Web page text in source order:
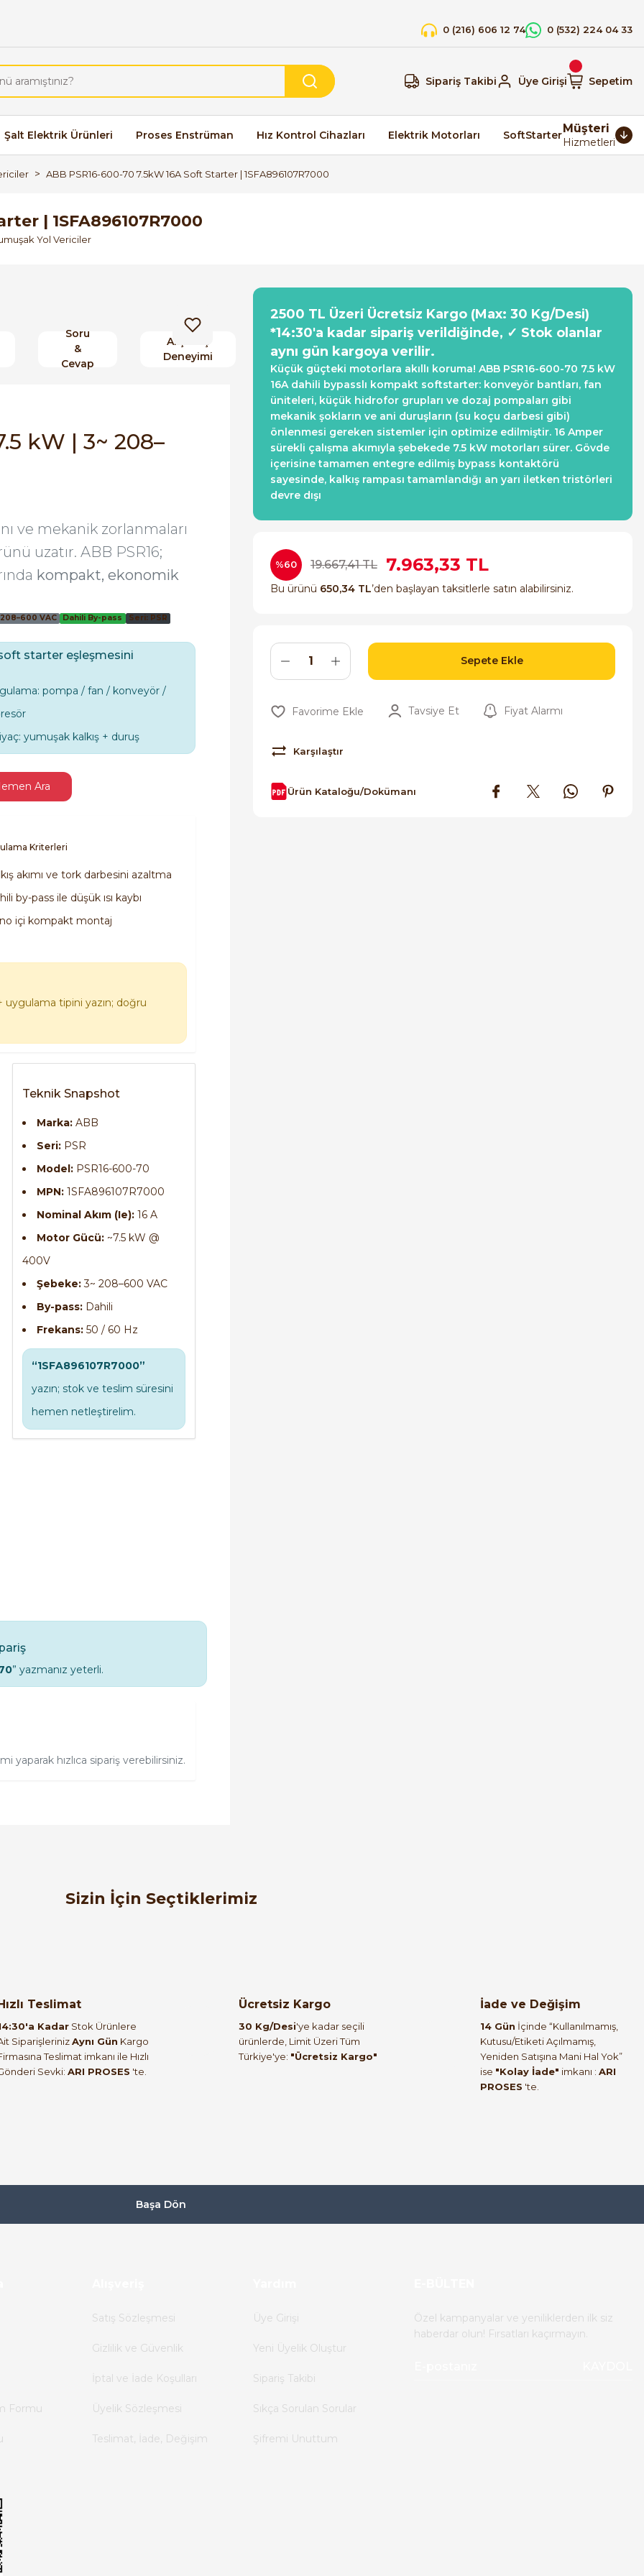
0 (216) 606 12 74 0 (532) 224 04 33
Sipariş Takibi Üye Girişi Sepetim
Şalt Elektrik Ürünleri Proses Enstrüman Hız Kontrol Cihazları Elektrik Motorları SoftStarterMüşteri
Hizmetleri
ABB PSR16-600-70 7.5kW 16A Soft Starter | 1SFA896107R7000
| 1SFA896107R7000
Yol Vericiler
Soru
&
Cevap
Alışveriş
Deneyimi
kW | 3~ 208–
ve mekanik zorlanmaları
uzatır. ABB PSR16;
kompakt, ekonomik
VAC Dahili By-pass
Seri: PSR
starter eşleşmesini
pompa / fan / konveyör /
yumuşak kalkış + duruş
Ara
Kriterleri
akımı ve tork darbesini azaltma
by-pass ile düşük ısı kaybı
içi kompakt montaj
tipini yazın; doğru
Teknik Snapshot
Marka:ABB
Seri:PSR
Model:PSR16-600-70
MPN:1SFA896107R7000
Nominal Akım (Ie):16 A
Motor Gücü:~7.5 kW @
400V
Şebeke:3~ 208–600 VAC
By-pass:Dahili
Frekans:50 / 60 Hz
“1SFA896107R7000”
yazın; stok ve teslim süresini
hemen netleştirelim.
” yazmanız yeterli.
yaparak hızlıca sipariş verebilirsiniz.
2500 TL Üzeri Ücretsiz Kargo (Max: 30 Kg/Desi)
*14:30'a kadar sipariş verildiğinde, ✓ Stok olanlar
aynı gün kargoya verilir.
Küçük güçteki motorlara akıllı koruma! ABB PSR16-600-70 7.5 kW
16A dahili bypasslı kompakt softstarter: konveyör bantları, fan
üniteleri, küçük hidrofor grupları ve dozaj pompaları gibi
mekanik şokların ve ani duruşların (su koçu darbesi gibi)
önlenmesi gereken sistemler için optimize edilmiştir. 16 Amper
sürekli çalışma akımıyla şebekede 7.5 kW motorları sürer. Gövde
içerisine tamamen entegre edilmiş bypass kontaktörü
sayesinde, kalkış rampası tamamlandığı an yarı iletken tristörleri
devre dışı
%60 19.667,41 TL 7.963,33 TL
Bu ürünü 650,34 TL’den başlayan taksitlerle satın alabilirsiniz.
Sepete Ekle
Tavsiye Et Fiyat Alarmı
Karşılaştır
Ürün Kataloğu/Dokümanı
Sizin İçin Seçtiklerimiz
6.629,43 TL
Hızlı Teslimat
Kadar Stok Ürünlere
SiparişlerinizAynı Gün Kargo
Teslimat imkanı ile Hızlı
Sevki: ARI PROSES 'te.
Ücretsiz Kargo
30 Kg/Desi'ye kadar seçili
ürünlerde, Limit Üzeri Tüm
Türkiye'ye: "Ücretsiz Kargo"
İade ve Değişim
14 Gün İçinde “Kullanılmamış,
Kutusu/Etiketi Açılmamış,
Yeniden Satışına Mani Hal Yok”
ise "Kolay İade" imkanı : ARI
PROSES 'te.
Başa Dön
Formu
Satış Sözleşmesi
Gizlilik ve Güvenlik
İptal ve İade Koşulları
Üyelik Sözleşmesi
Teslimat, İade, Değişim
Üye Girişi
Yeni Üyelik Oluştur
Sipariş Takibi
Sıkça Sorulan Sorular
Şifremi Unuttum
Özel kampanyalar ve yeniliklerden ilk siz
haberdar olun! Fırsatları kaçırmayın.